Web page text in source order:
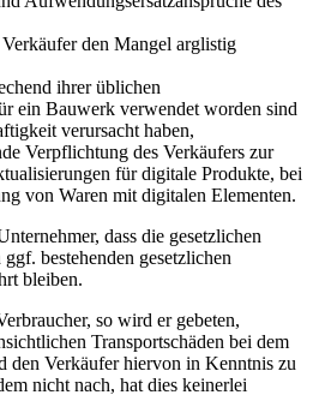
den Mangel arglistig
ihrer üblichen
ein Bauwerk verwendet worden sind
verursacht haben,
Verpflichtung des Verkäufers zur
für digitale Produkte, bei
von Waren mit digitalen Elementen.
dass die gesetzlichen
bestehenden gesetzlichen
bleiben.
so wird er gebeten,
Transportschäden bei dem
den Verkäufer hiervon in Kenntnis zu
nicht nach, hat dies keinerlei